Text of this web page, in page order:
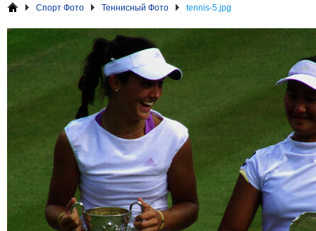
Спорт Фото Теннисный Фото tennis-5.jpg